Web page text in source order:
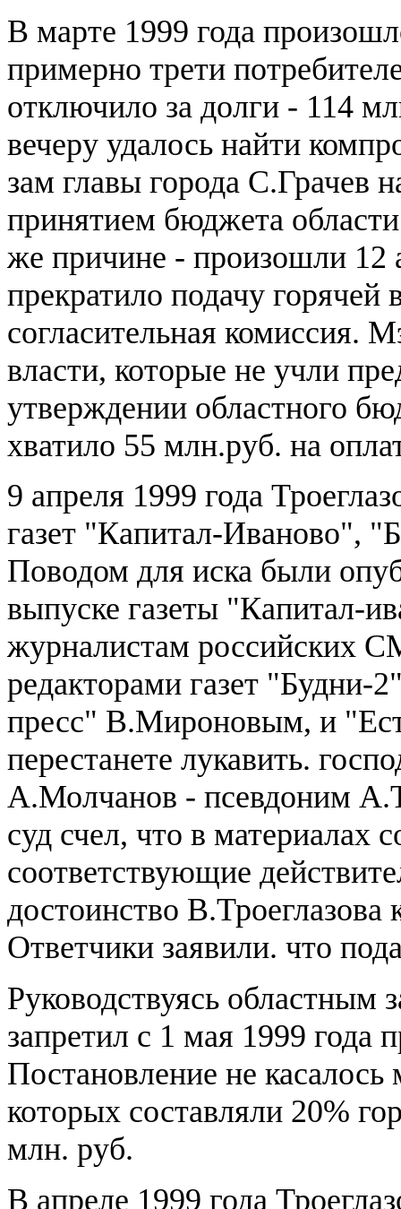
В марте 1999 года
примерно трети
отключило за долги - 114
вечеру удалось найти
зам главы города С.Грачев
принятием бюджета
же причине - произошли 12
прекратило подачу горячей
согласительная комиссия.
власти, которые не учли
утверждении областного
хватило 55 млн.руб. на
9 апреля 1999 года
газет "Капитал-Иваново",
Поводом для иска были
выпуске газеты "Капитал-
журналистам российских
редакторами газет
пресс" В.Мироновым, и
перестанете лукавить.
А.Молчанов - псевдоним
суд счел, что в материалах
соответствующие
достоинство В.Троеглазова
Ответчики заявили. что
Руководствуясь
запретил с 1 мая 1999 года
Постановление не
которых составляли 20%
млн. руб.
В апреле 1999 года